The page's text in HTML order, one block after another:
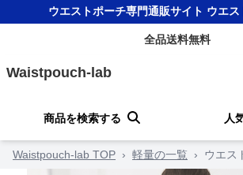
ウエストポーチ専門通販サイト ウエ
全品送料無料
Waistpouch-lab
商品を検索する 人
Waistpouch-lab TOP › 軽量の一覧 › ウエス